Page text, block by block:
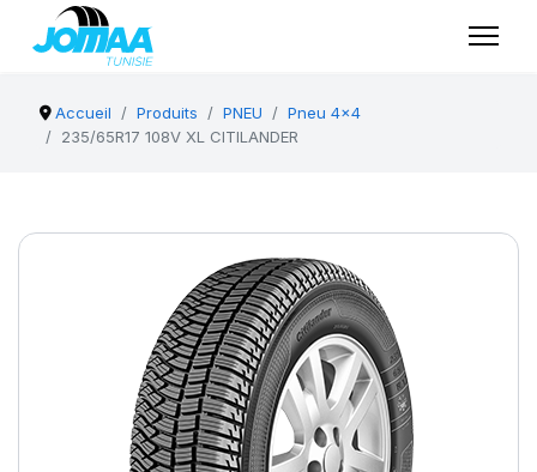
Accueil Produits PNEU
Pneu 4x4
235/65R17 108V XL CITILANDER